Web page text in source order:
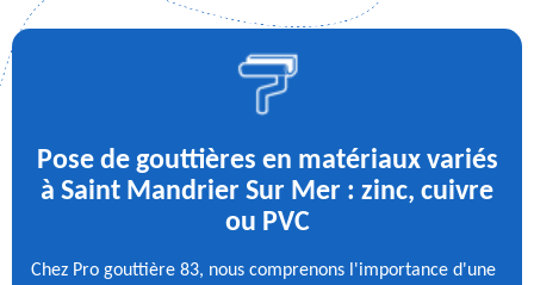
Pose de gouttières en matériaux variés
à Saint Mandrier Sur Mer : zinc, cuivre
ou PVC
Chez Pro gouttière 83, nous comprenons l'importance d'une